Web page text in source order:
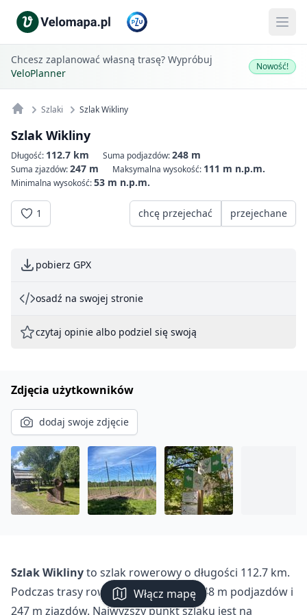
Włącz mapę
Chcesz zaplanować własną trasę? Wypróbuj
VeloPlanner
Nowość!
Szlaki Szlak Wikliny
Szlak Wikliny
Długość: 112.7 km Suma podjazdów:248 m
Suma zjazdów:247 m Maksymalna wysokość: 111 m n.p.m.
Minimalna wysokość:53 m n.p.m.
1 chcę przejechać przejechane
pobierz GPX
osadź na swojej stronie
czytaj opinie albo podziel się swoją
Zdjęcia użytkowników
dodaj swoje zdjęcie
Szlak Wiklinyto szlak rowerowy o długości 112.7 km.
Podczas trasy rowerzyści pokonają 248 m podjazdów i
247 m zjazdów. Najwyższy punkt szlaku jest na